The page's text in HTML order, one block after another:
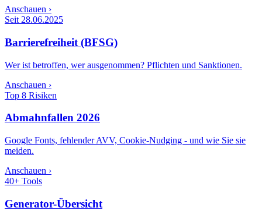
Anschauen ›
Seit 28.06.2025
Barrierefreiheit (BFSG)
Wer ist betroffen, wer ausgenommen? Pflichten und Sanktionen.
Anschauen ›
Top 8 Risiken
Abmahnfallen 2026
Google Fonts, fehlender AVV, Cookie-Nudging - und wie Sie sie
meiden.
Anschauen ›
40+ Tools
Generator-Übersicht